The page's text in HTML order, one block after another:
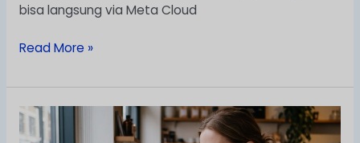
bisa langsung via Meta Cloud
Read More »
Hubspot
Automation